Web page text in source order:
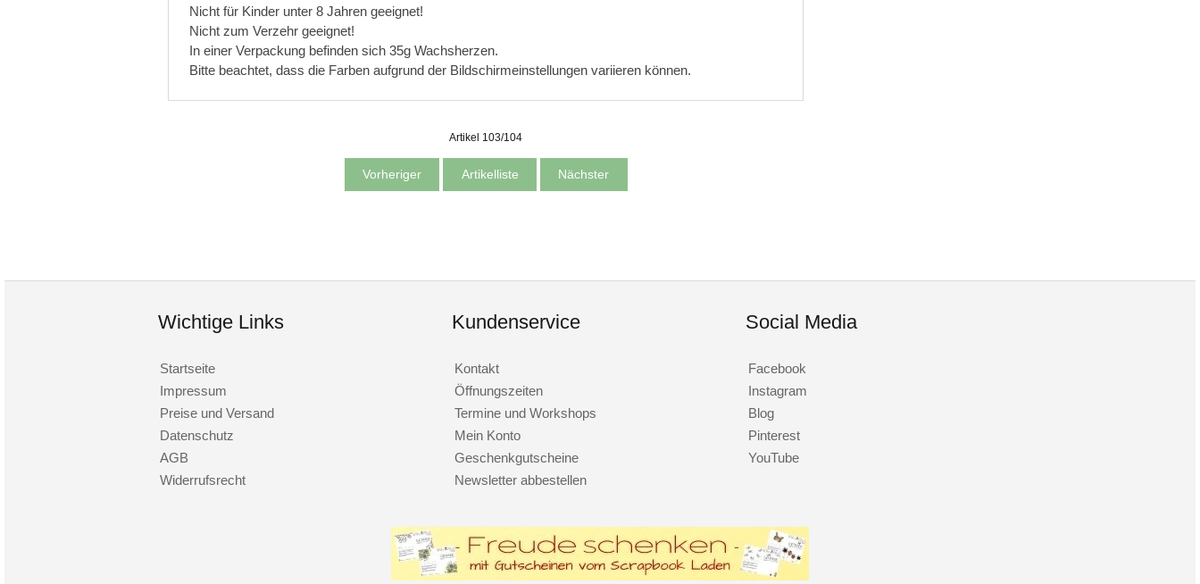
Nicht für Kinder unter 8 Jahren geeignet!
Nicht zum Verzehr geeignet!
In einer Verpackung befinden sich 35g Wachsherzen.
Bitte beachtet, dass die Farben aufgrund der Bildschirmeinstellungen variieren können.
Artikel 103/104
Vorheriger Artikelliste Nächster
Wichtige Links
Startseite
Impressum
Preise und Versand
Datenschutz
AGB
Widerrufsrecht
Kundenservice
Kontakt
Öffnungszeiten
Termine und Workshops
Mein Konto
Geschenkgutscheine
Newsletter abbestellen
Social Media
Facebook
Instagram
Blog
Pinterest
YouTube